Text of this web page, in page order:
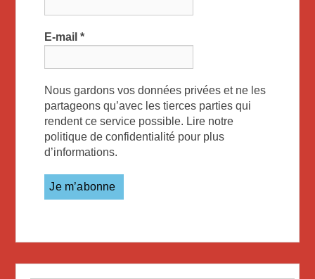
E-mail*
Nous gardons vos données privées et ne les
partageons qu’avec les tierces parties qui
rendent ce service possible. Lire notre
politique de confidentialité pour plus
d’informations.